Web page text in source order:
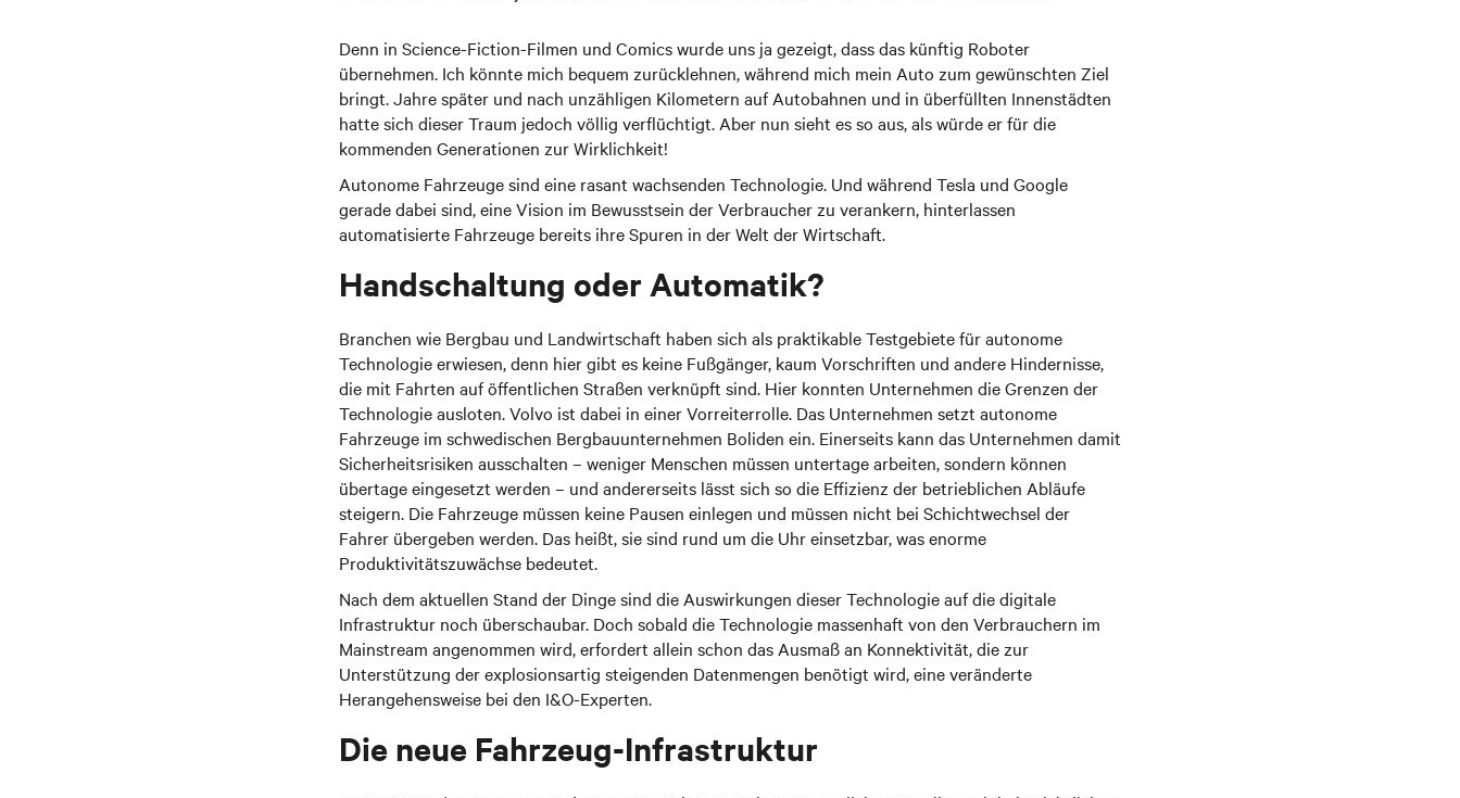
Denn in Science-Fiction-Filmen und Comics wurde uns ja gezeigt, dass das künftig Roboter
übernehmen. Ich könnte mich bequem zurücklehnen, während mich mein Auto zum gewünschten Ziel
bringt. Jahre später und nach unzähligen Kilometern auf Autobahnen und in überfüllten Innenstädten
hatte sich dieser Traum jedoch völlig verflüchtigt. Aber nun sieht es so aus, als würde er für die
kommenden Generationen zur Wirklichkeit!
Autonome Fahrzeuge sind eine rasant wachsenden Technologie. Und während Tesla und Google
gerade dabei sind, eine Vision im Bewusstsein der Verbraucher zu verankern, hinterlassen
automatisierte Fahrzeuge bereits ihre Spuren in der Welt der Wirtschaft.
Handschaltung oder Automatik?
Branchen wie Bergbau und Landwirtschaft haben sich als praktikable Testgebiete für autonome
Technologie erwiesen, denn hier gibt es keine Fußgänger, kaum Vorschriften und andere Hindernisse,
die mit Fahrten auf öffentlichen Straßen verknüpft sind. Hier konnten Unternehmen die Grenzen der
Technologie ausloten. Volvo ist dabei in einer Vorreiterrolle. Das Unternehmen setzt autonome
Fahrzeuge im schwedischen Bergbauunternehmen Boliden ein. Einerseits kann das Unternehmen damit
Sicherheitsrisiken ausschalten – weniger Menschen müssen untertage arbeiten, sondern können
übertage eingesetzt werden – und andererseits lässt sich so die Effizienz der betrieblichen Abläufe
steigern. Die Fahrzeuge müssen keine Pausen einlegen und müssen nicht bei Schichtwechsel der
Fahrer übergeben werden. Das heißt, sie sind rund um die Uhr einsetzbar, was enorme
Produktivitätszuwächse bedeutet.
Nach dem aktuellen Stand der Dinge sind die Auswirkungen dieser Technologie auf die digitale
Infrastruktur noch überschaubar. Doch sobald die Technologie massenhaft von den Verbrauchern im
Mainstream angenommen wird, erfordert allein schon das Ausmaß an Konnektivität, die zur
Unterstützung der explosionsartig steigenden Datenmengen benötigt wird, eine veränderte
Herangehensweise bei den I&O-Experten.
Die neue Fahrzeug-Infrastruktur